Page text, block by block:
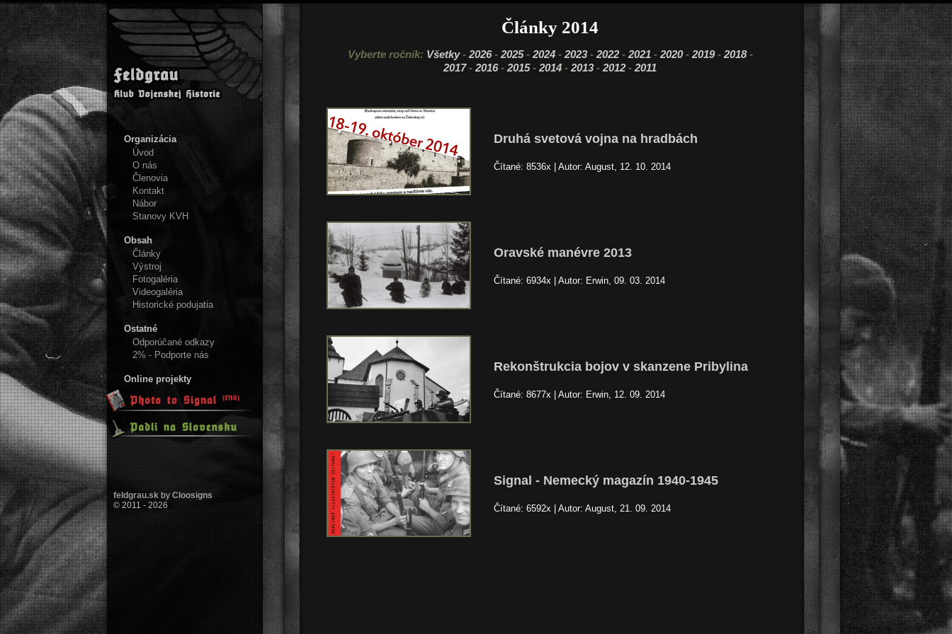
Klub vojenskej histórie Feldgrau
Organizácia
Úvod
O nás
Členovia
Kontakt
Nábor
Stanovy KVH
Obsah
Články
Výstroj
Fotogaléria
Videogaléria
Historické podujatia
Ostatné
Odporúčané odkazy
2% - Podporte nás
Online projekty
feldgrau.sk byCloosigns
© 2011 - 2026
Články 2014
Vyberte ročník: Všetky- 2026- 2025- 2024- 2023- 2022- 2021- 2020- 2019- 2018-
2017- 2016- 2015- 2014 - 2013 - 2012- 2011
Druhá svetová vojna na hradbách
Čítané: 8536x | Autor: August, 12. 10. 2014
Oravské manévre 2013
Čítané: 6934x | Autor: Erwin, 09. 03. 2014
Rekonštrukcia bojov v skanzene Pribylina
Čítané: 8677x | Autor: Erwin, 12. 09. 2014
Signal - Nemecký magazín 1940-1945
Čítané: 6592x | Autor: August, 21. 09. 2014